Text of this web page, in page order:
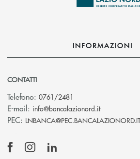
INFORMAZIONI
CONTATTI
Telefono: 0761/2481
E-mail: info@bancalazionord.it(si apre
PEC: LNBANCA@PEC.BANCALAZIONORD.IT